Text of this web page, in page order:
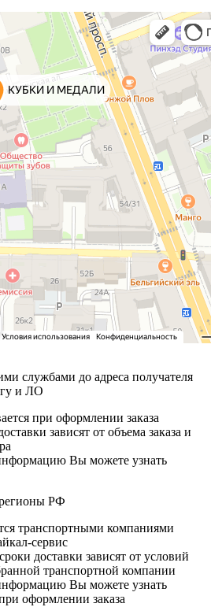
службами до адреса получателя
и ЛО
при оформлении заказа
зависят от объема заказа и
Вы можете узнать
РФ
транспортными компаниями
сервис
доставки зависят от условий
транспортной компании
Вы можете узнать
оформлении заказа